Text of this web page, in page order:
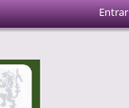
Entrar